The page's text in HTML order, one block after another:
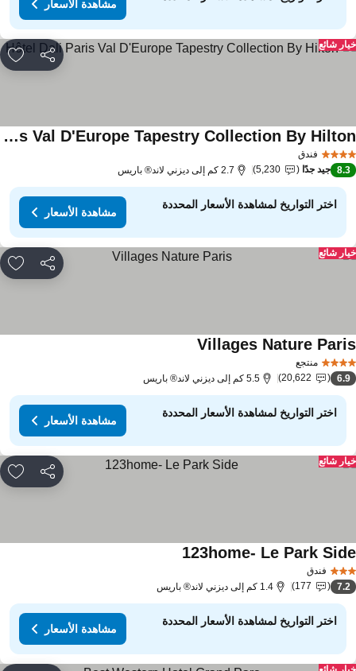
مشاهدة الأسعار
مشاركة
شائع
فندق
Hôtel Dali Paris Val D'Europe Tapestry Collection By Hilton
8.3 جيد جدًا 5,230 2.7 كم إلى ديزني لاند® باريس
اختر التواريخ لمشاهدة الأسعار المحددة
مشاهدة الأسعار
مشاركة
شائع
منتجع
Villages Nature
6.9
20,622 5.5 كم إلى ديزني لاند® باريس
اختر التواريخ لمشاهدة الأسعار المحددة
مشاهدة الأسعار
مشاركة
شائع
فندق
123home- Le Park
7.2
177 1.4 كم إلى ديزني لاند® باريس
اختر التواريخ لمشاهدة الأسعار المحددة
مشاهدة الأسعار